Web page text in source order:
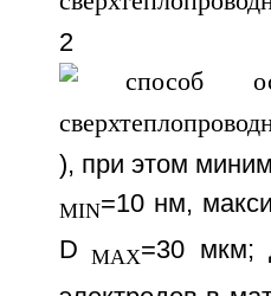
2
), при этом
MIN=10 нм,
D MAX=30 мкм;